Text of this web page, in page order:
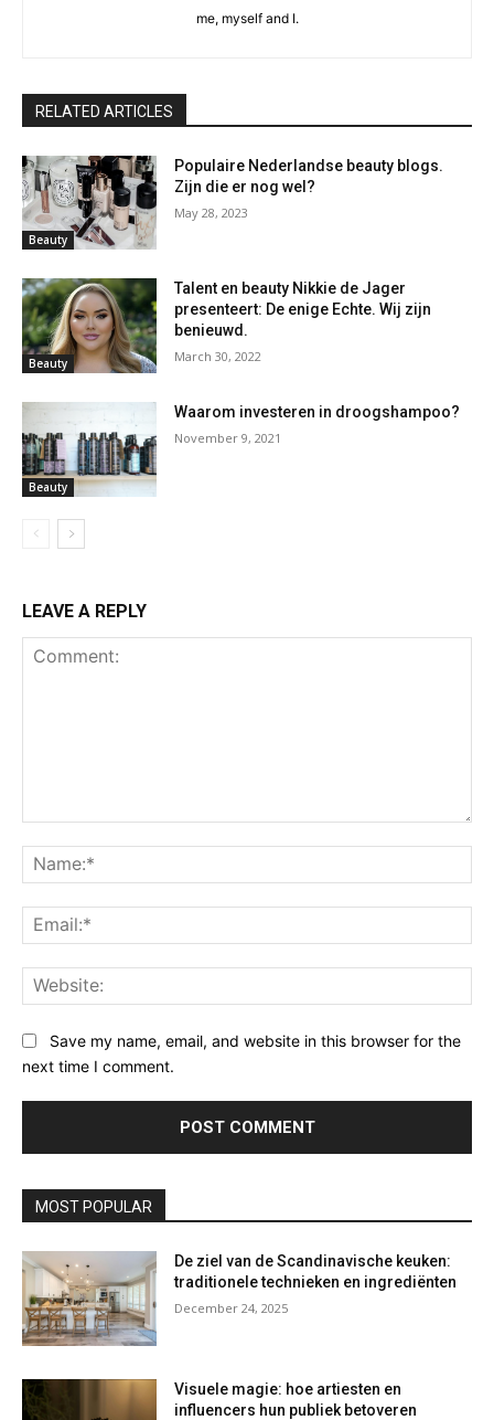
me, myself and I.
RELATED ARTICLES
Beauty
Populaire Nederlandse beauty blogs.
Zijn die er nog wel?
May 28, 2023
Beauty
Talent en beauty Nikkie de Jager
presenteert: De enige Echte. Wij zijn
benieuwd.
March 30, 2022
Beauty
Waarom investeren in droogshampoo?
November 9, 2021
LEAVE A REPLY
Save my name, email, and website in this browser for the
next time I comment.
MOST POPULAR
De ziel van de Scandinavische keuken:
traditionele technieken en ingrediënten
December 24, 2025
Visuele magie: hoe artiesten en
influencers hun publiek betoveren